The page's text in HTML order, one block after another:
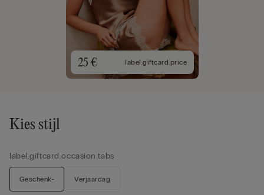
25 € label.giftcard.price
Kies stijl
label.giftcard.occasion.tabs
Geschenk- Verjaardag